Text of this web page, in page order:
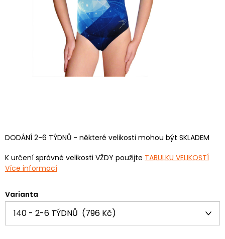
DODÁNÍ 2-6 TÝDNŮ - některé velikosti mohou být SKLADEM
K určení správné velikosti VŽDY použijte TABULKU VELIKOSTÍ
Více informací
Varianta